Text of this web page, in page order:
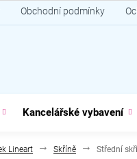
Obchodní podmínky
Kancelářské vybavení
Lineart Skříně Střední